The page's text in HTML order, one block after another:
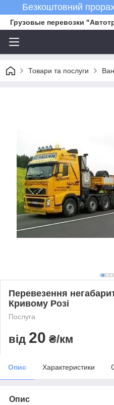
Безкоштовний
Грузовые перевозки
Товари та послуги
Перевезення
Кривому Розі
Послуга
від 20 ₴/км
Опис Характеристики
Опис